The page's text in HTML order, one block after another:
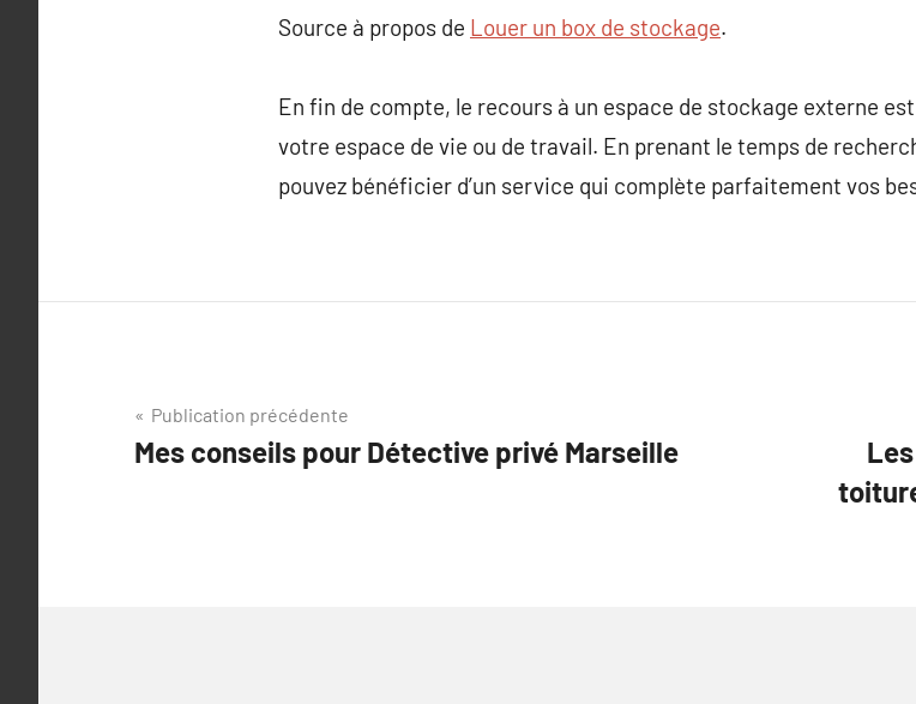
Source à propos de Louer un box de stockage.
En fin de compte, le recours à un espace de stockage externe
votre espace de vie ou de travail. En prenant le temps de
pouvez bénéficier d’un service qui complète parfaitement vos
Navigation
de
Publication précédente
Mes conseils pour Détective privé Marseille